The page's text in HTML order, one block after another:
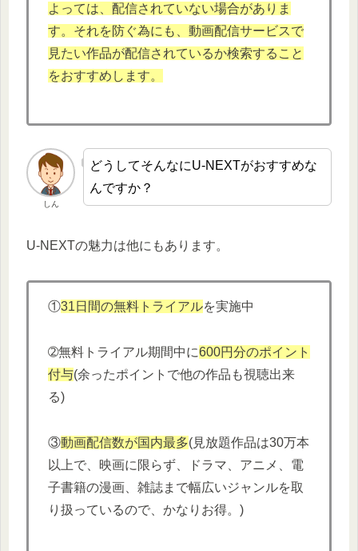
よっては、配信されていない場合がありま
す。それを防ぐ為にも、動画配信サービスで
見たい作品が配信されているか検索すること
をおすすめします。
しん
どうしてそんなにU-NEXTがおすすめな
んですか？
U-NEXTの魅力は他にもあります。
①31日間の無料トライアルを実施中
➁無料トライアル期間中に600円分のポイント
付与(余ったポイントで他の作品も視聴出来
る)
③動画配信数が国内最多(見放題作品は30万本
以上で、映画に限らず、ドラマ、アニメ、電
子書籍の漫画、雑誌まで幅広いジャンルを取
り扱っているので、かなりお得。)